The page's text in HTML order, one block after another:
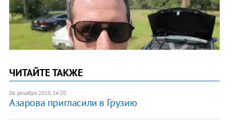
ЧИТАЙТЕ ТАКЖЕ
06 декабря 2010, 14:20
Азарова пригласили в Грузию